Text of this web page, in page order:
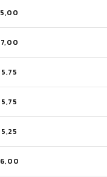
5,00
7,00
5,75
5,75
5,25
6,00